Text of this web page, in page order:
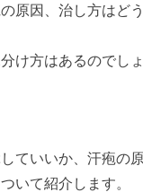
原因、治し方はど
け方はあるのでしょ
ていいか、汗疱の
いて紹介します。